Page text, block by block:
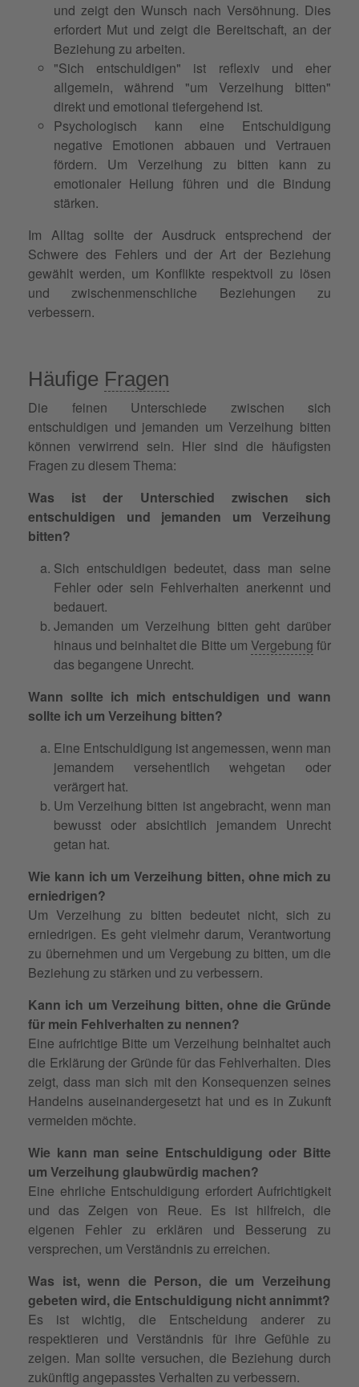
und zeigt den Wunsch nach Versöhnung. Dies
erfordert Mut und zeigt die Bereitschaft, an der
Beziehung zu arbeiten.
"Sich entschuldigen" ist reflexiv und eher
allgemein, während "um Verzeihung bitten"
direkt und emotional tiefergehend ist.
Psychologisch kann eine Entschuldigung
negative Emotionen abbauen und Vertrauen
fördern. Um Verzeihung zu bitten kann zu
emotionaler Heilung führen und die Bindung
stärken.
Im Alltag sollte der Ausdruck entsprechend der
Schwere des Fehlers und der Art der Beziehung
gewählt werden, um Konflikte respektvoll zu lösen
und zwischenmenschliche Beziehungen zu
verbessern.
Häufige Fragen
Die feinen Unterschiede zwischen sich
entschuldigen und jemanden um Verzeihung bitten
können verwirrend sein. Hier sind die häufigsten
Fragen zu diesem Thema:
Was ist der Unterschied zwischen sich
entschuldigen und jemanden um Verzeihung
bitten?
Sich entschuldigen bedeutet, dass man seine
Fehler oder sein Fehlverhalten anerkennt und
bedauert.
Jemanden um Verzeihung bitten geht darüber
hinaus und beinhaltet die Bitte um Vergebung für
das begangene Unrecht.
Wann sollte ich mich entschuldigen und wann
sollte ich um Verzeihung bitten?
Eine Entschuldigung ist angemessen, wenn man
jemandem versehentlich wehgetan oder
verärgert hat.
Um Verzeihung bitten ist angebracht, wenn man
bewusst oder absichtlich jemandem Unrecht
getan hat.
Wie kann ich um Verzeihung bitten, ohne mich zu
erniedrigen?
Um Verzeihung zu bitten bedeutet nicht, sich zu
erniedrigen. Es geht vielmehr darum, Verantwortung
zu übernehmen und um Vergebung zu bitten, um die
Beziehung zu stärken und zu verbessern.
Kann ich um Verzeihung bitten, ohne die Gründe
für mein Fehlverhalten zu nennen?
Eine aufrichtige Bitte um Verzeihung beinhaltet auch
die Erklärung der Gründe für das Fehlverhalten. Dies
zeigt, dass man sich mit den Konsequenzen seines
Handelns auseinandergesetzt hat und es in Zukunft
vermeiden möchte.
Wie kann man seine Entschuldigung oder Bitte
um Verzeihung glaubwürdig machen?
Eine ehrliche Entschuldigung erfordert Aufrichtigkeit
und das Zeigen von Reue. Es ist hilfreich, die
eigenen Fehler zu erklären und Besserung zu
versprechen, um Verständnis zu erreichen.
Was ist, wenn die Person, die um Verzeihung
gebeten wird, die Entschuldigung nicht annimmt?
Es ist wichtig, die Entscheidung anderer zu
respektieren und Verständnis für ihre Gefühle zu
zeigen. Man sollte versuchen, die Beziehung durch
zukünftig angepasstes Verhalten zu verbessern.